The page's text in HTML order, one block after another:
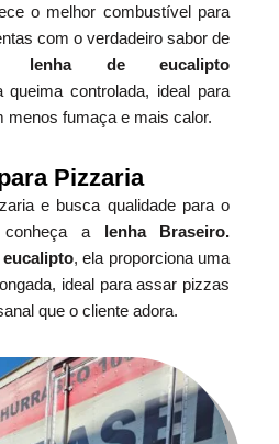
o melhor combustível para
com o verdadeiro sabor de
lenha de eucalipto
controlada, ideal para
menos fumaça e mais calor.
Pizzaria
e busca qualidade para o
a lenha Braseiro.
eucalipto, ela proporciona uma
ideal para assar pizzas
que o cliente adora.